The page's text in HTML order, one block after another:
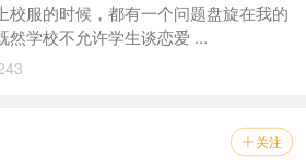
校服的时候，都有一个问题盘旋在我的
然学校不允许学生谈恋爱 ...
 关注